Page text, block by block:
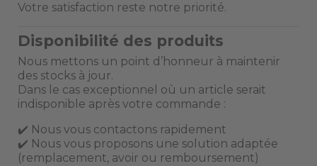
Votre satisfaction reste notre priorité.
Disponibilité des produits
Nous mettons un point d’honneur à maintenir
des stocks à jour.
Dans le cas exceptionnel où un article serait
indisponible après votre commande :
✔️ Nous vous contactons rapidement
✔️ Nous vous proposons une solution adaptée
(remplacement, avoir ou remboursement)